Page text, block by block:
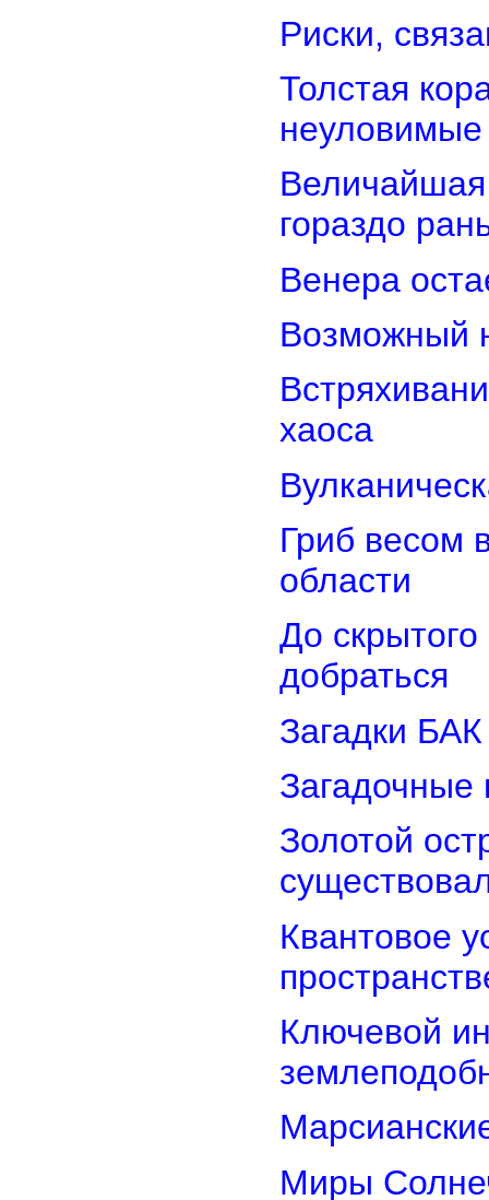
Риски,
Толстая
Величайшая
гораздо
Венера
Возможный
хаоса
Гриб весом
области
До
добраться
Загадки
Загадочные
Золотой
Квантовое
Ключевой
Миры